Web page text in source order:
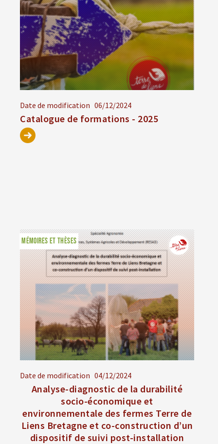
Date de modification 06/12/2024
Catalogue de formations - 2025
Date de modification 04/12/2024
Analyse-diagnostic de la durabilité
socio-économique et
environnementale des fermes Terre de
Liens Bretagne et co-construction d’un
dispositif de suivi post-installation
MÉMOIRES ET THÈSES